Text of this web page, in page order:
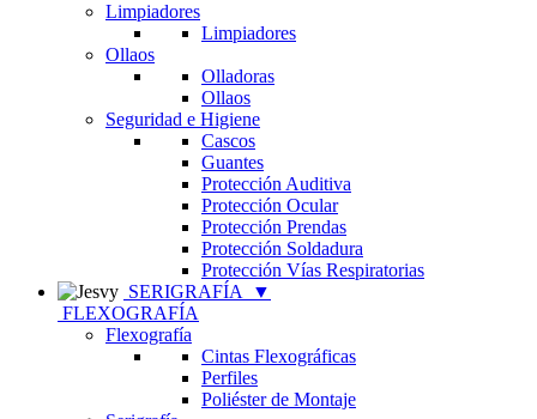
Limpiadores
Limpiadores
Ollaos
Olladoras
Ollaos
Seguridad e Higiene
Cascos
Guantes
Protección Auditiva
Protección Ocular
Protección Prendas
Protección Soldadura
Protección Vías Respiratorias
SERIGRAFÍA
▼
FLEXOGRAFÍA
Flexografía
Cintas Flexográficas
Perfiles
Poliéster de Montaje